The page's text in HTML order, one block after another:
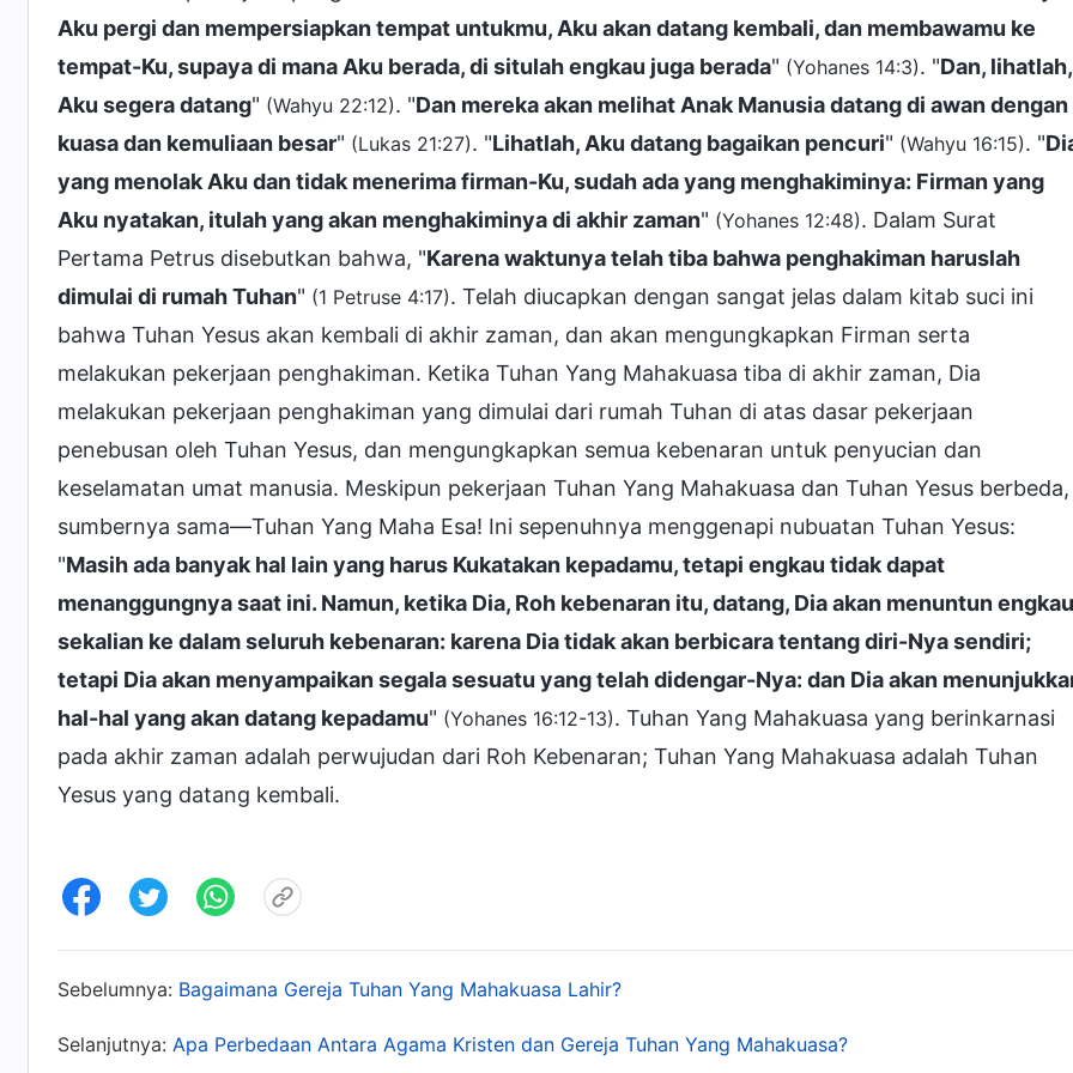
Aku pergi dan mempersiapkan tempat untukmu, Aku akan datang kembali, dan membawamu ke
tempat-Ku, supaya di mana Aku berada, di situlah engkau juga berada" (Yohanes 14:3). "Dan, lihatlah,
Aku segera datang" (Wahyu 22:12). "Dan mereka akan melihat Anak Manusia datang di awan dengan
kuasa dan kemuliaan besar" (Lukas 21:27). "Lihatlah, Aku datang bagaikan pencuri" (Wahyu 16:15). "
yang menolak Aku dan tidak menerima firman-Ku, sudah ada yang menghakiminya: Firman yang
Aku nyatakan, itulah yang akan menghakiminya di akhir zaman" (Yohanes 12:48). Dalam Surat
Pertama Petrus disebutkan bahwa, "Karena waktunya telah tiba bahwa penghakiman haruslah
dimulai di rumah Tuhan" (1 Petruse 4:17). Telah diucapkan dengan sangat jelas dalam kitab suci ini
bahwa Tuhan Yesus akan kembali di akhir zaman, dan akan mengungkapkan Firman serta
melakukan pekerjaan penghakiman. Ketika Tuhan Yang Mahakuasa tiba di akhir zaman, Dia
melakukan pekerjaan penghakiman yang dimulai dari rumah Tuhan di atas dasar pekerjaan
penebusan oleh Tuhan Yesus, dan mengungkapkan semua kebenaran untuk penyucian dan
keselamatan umat manusia. Meskipun pekerjaan Tuhan Yang Mahakuasa dan Tuhan Yesus berbeda,
sumbernya sama—Tuhan Yang Maha Esa! Ini sepenuhnya menggenapi nubuatan Tuhan Yesus:
"Masih ada banyak hal lain yang harus Kukatakan kepadamu, tetapi engkau tidak dapat
menanggungnya saat ini. Namun, ketika Dia, Roh kebenaran itu, datang, Dia akan menuntun engkau
sekalian ke dalam seluruh kebenaran: karena Dia tidak akan berbicara tentang diri-Nya sendiri;
tetapi Dia akan menyampaikan segala sesuatu yang telah didengar-Nya: dan Dia akan
hal-hal yang akan datang kepadamu" (Yohanes 16:12-13). Tuhan Yang Mahakuasa yang berinkarnasi
pada akhir zaman adalah perwujudan dari Roh Kebenaran; Tuhan Yang Mahakuasa adalah Tuhan
Yesus yang datang kembali.
Sebelumnya: Bagaimana Gereja Tuhan Yang Mahakuasa Lahir?
Selanjutnya: Apa Perbedaan Antara Agama Kristen dan Gereja Tuhan Yang Mahakuasa?